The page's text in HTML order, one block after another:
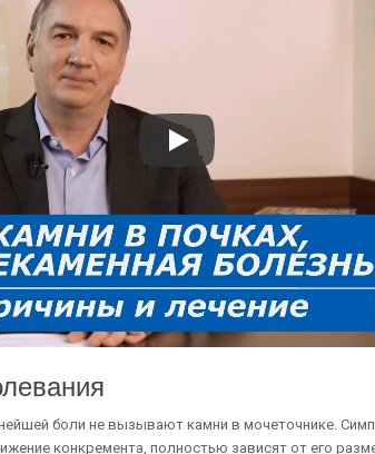
боли не вызывают камни в мочеточнике.
конкремента, полностью зависят от его